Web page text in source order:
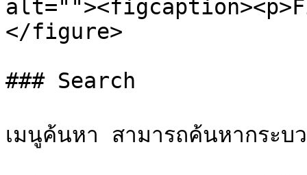
</figure>
### Search
เมนูค้นหา สามารถค้นหากระ